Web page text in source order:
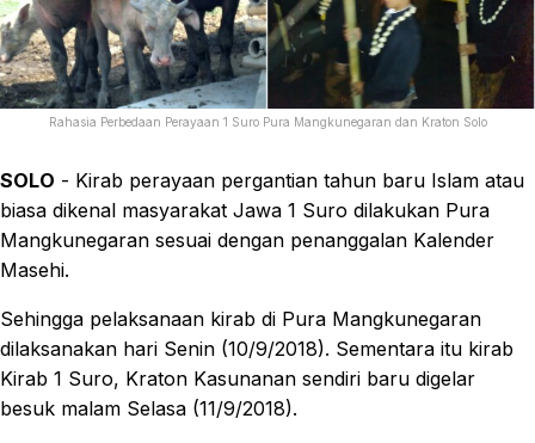
Rahasia Perbedaan Perayaan 1 Suro Pura Mangkunegaran dan Kraton Solo
SOLO - Kirab perayaan pergantian tahun baru Islam atau
biasa dikenal masyarakat Jawa 1 Suro dilakukan Pura
Mangkunegaran sesuai dengan penanggalan Kalender
Masehi.
Sehingga pelaksanaan kirab di Pura Mangkunegaran
dilaksanakan hari Senin (10/9/2018). Sementara itu kirab
Kirab 1 Suro, Kraton Kasunanan sendiri baru digelar
besuk malam Selasa (11/9/2018).